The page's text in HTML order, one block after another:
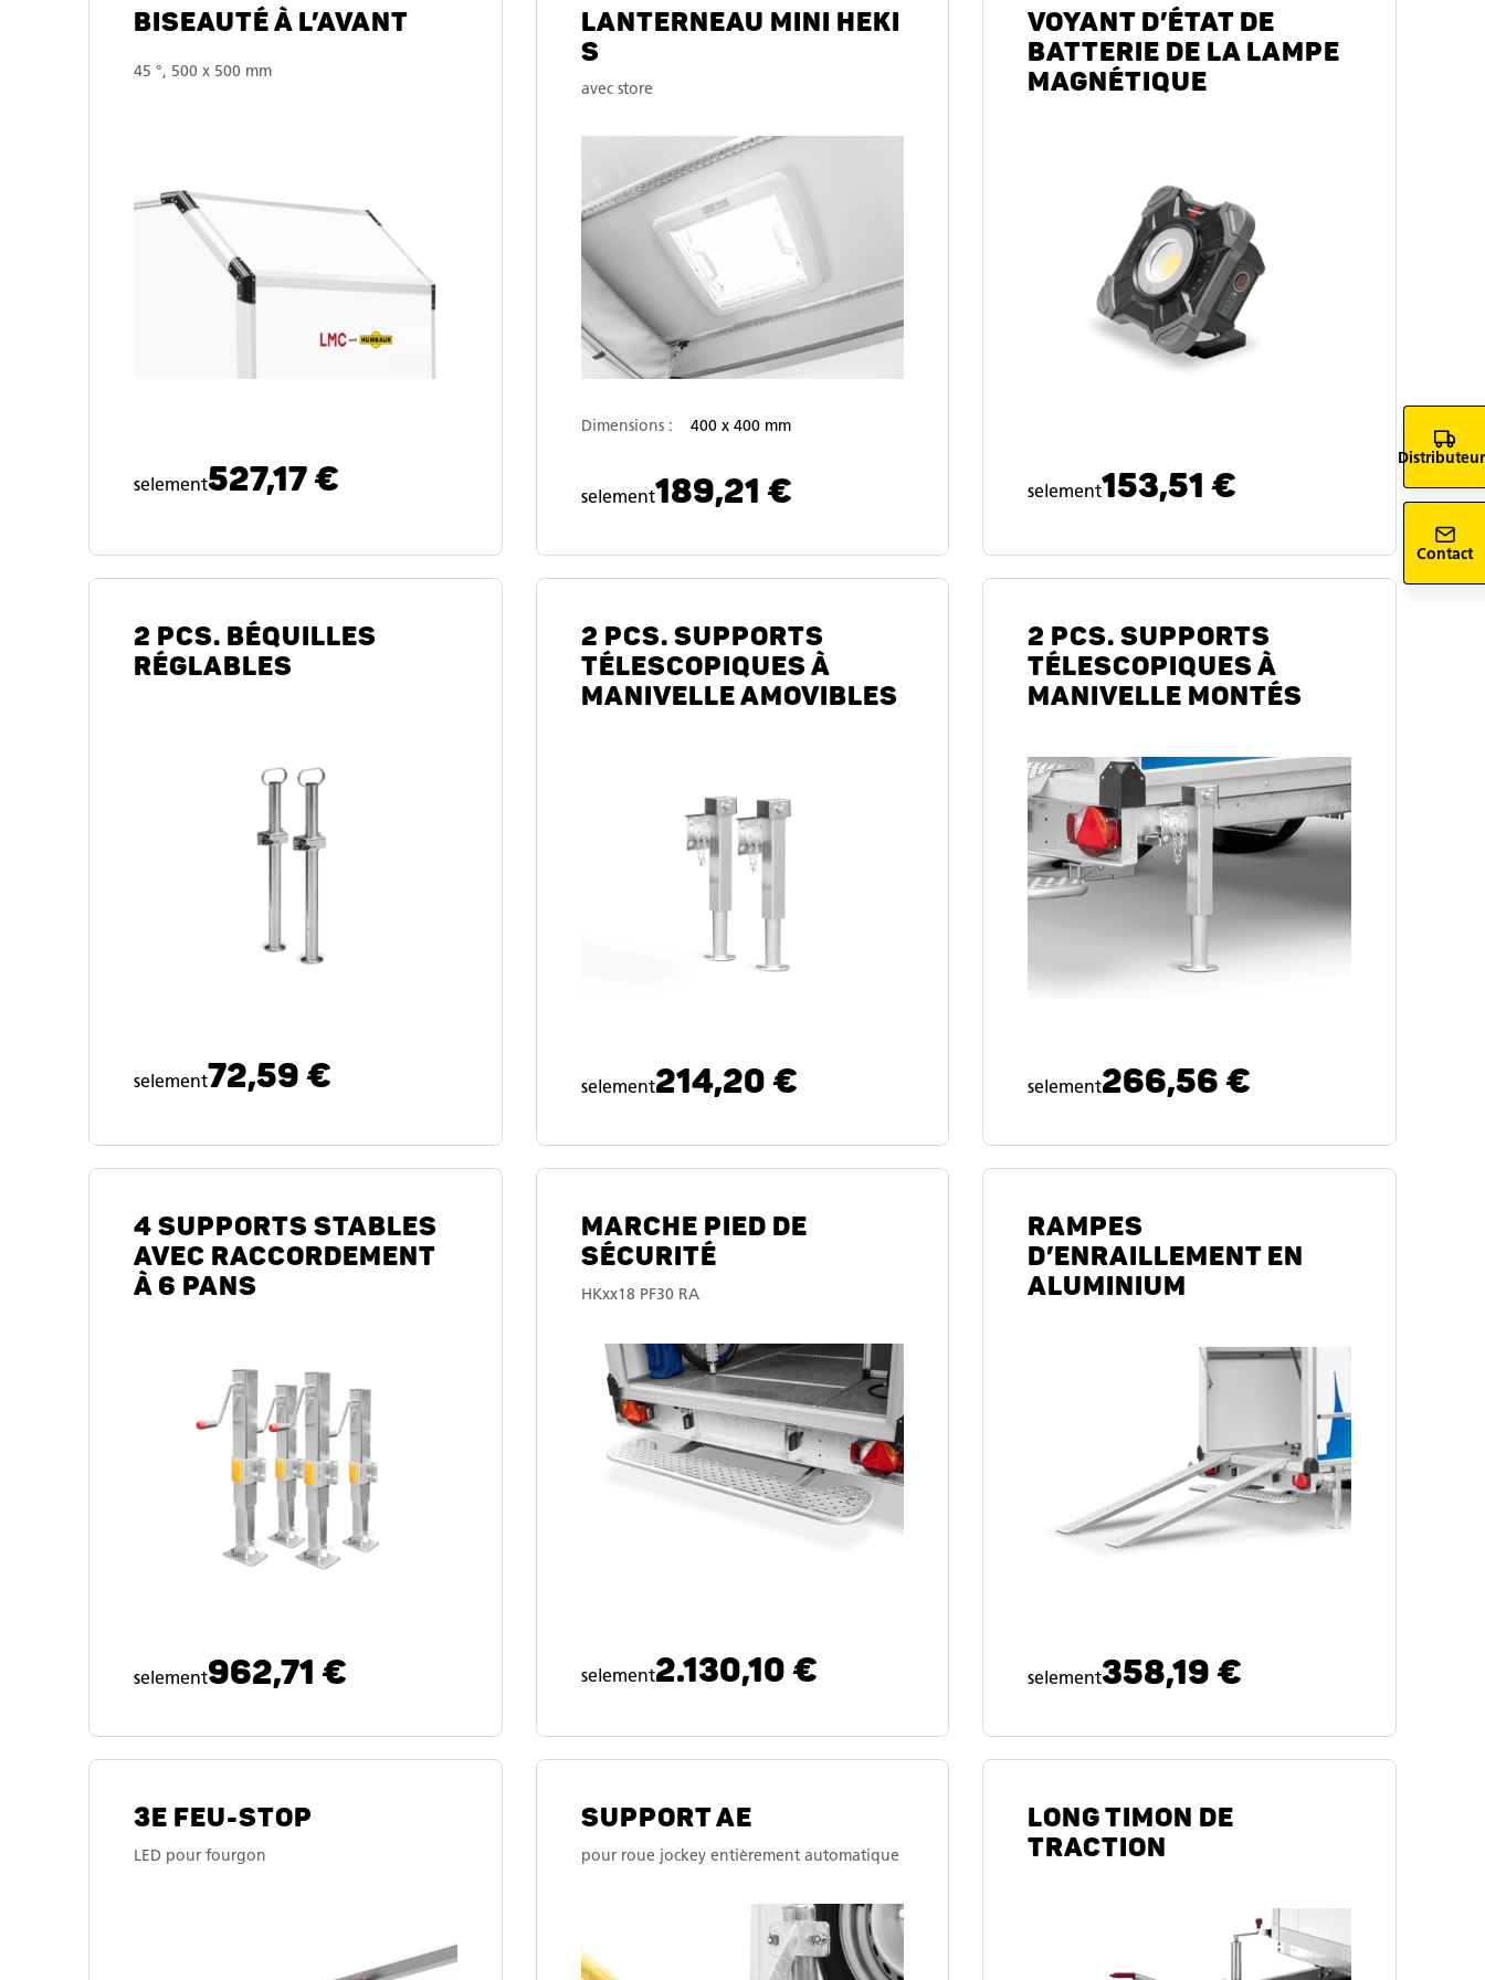
BISEAUTÉ À L’AVANT
45 °, 500 x 500 mm
selement527,17 €
LANTERNEAU MINI HEKI
S
avec store
Dimensions : 400 x 400 mm
selement189,21 €
VOYANT D’ÉTAT DE
BATTERIE DE LA LAMPE
MAGNÉTIQUE
selement153,51 €
2 PCS. BÉQUILLES
RÉGLABLES
selement72,59 €
2 PCS. SUPPORTS
TÉLESCOPIQUES À
MANIVELLE AMOVIBLES
selement214,20 €
2 PCS. SUPPORTS
TÉLESCOPIQUES À
MANIVELLE MONTÉS
selement266,56 €
4 SUPPORTS STABLES
AVEC RACCORDEMENT
À 6 PANS
selement962,71 €
MARCHE PIED DE
SÉCURITÉ
HKxx18 PF30 RA
selement2.130,10 €
RAMPES
D’ENRAILLEMENT EN
ALUMINIUM
selement358,19 €
3E FEU-STOP
LED pour fourgon
SUPPORT AE
pour roue jockey entièrement automatique
LONG TIMON DE
TRACTION
Contact